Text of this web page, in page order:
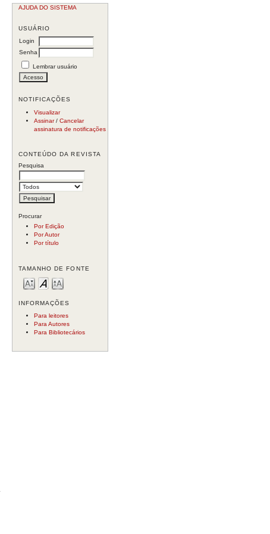
AJUDA DO SISTEMA
USUÁRIO
Login
Senha
Lembrar usuário
NOTIFICAÇÕES
Visualizar
Assinar/ Cancelar
assinatura de notificações
CONTEÚDO DA REVISTA
Pesquisa
Procurar
Por Edição
Por Autor
Por título
TAMANHO DE FONTE
INFORMAÇÕES
Para leitores
Para Autores
Para Bibliotecários